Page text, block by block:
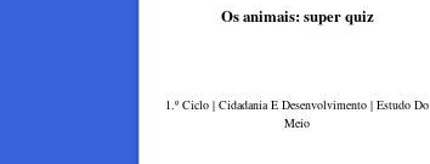
Os animais: super quiz
1.º Ciclo | Cidadania E Desenvolvimento | Estudo Do
Meio